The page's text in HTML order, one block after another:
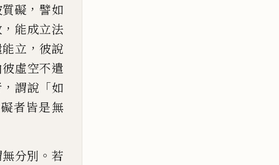
質礙 ， 譬如
， 能成立法
立 ， 彼說
彼虛空不遣
， 謂說 「如
者皆是無
分別 。 若